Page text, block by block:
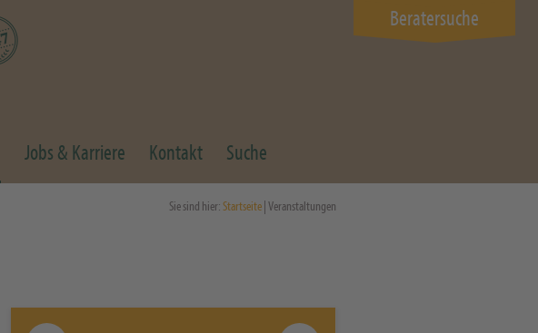
Jobs & Karriere Kontakt Suche
Beratersuche
Sie sind hier:Startseite | Veranstaltungen